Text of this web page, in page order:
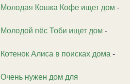
Молодая Кошка Кофе ищет дом -
Молодой пёс Тоби ищет дом -
Котенок Алиса в поисках дома -
Очень нужен дом для